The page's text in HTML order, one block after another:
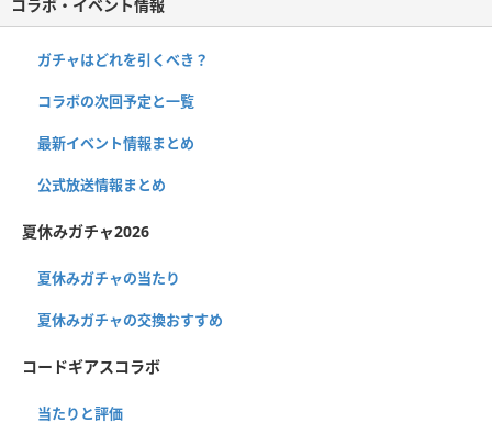
コラボ・イベント情報
ガチャはどれを引くべき？
コラボの次回予定と一覧
最新イベント情報まとめ
公式放送情報まとめ
夏休みガチャ2026
夏休みガチャの当たり
夏休みガチャの交換おすすめ
コードギアスコラボ
当たりと評価